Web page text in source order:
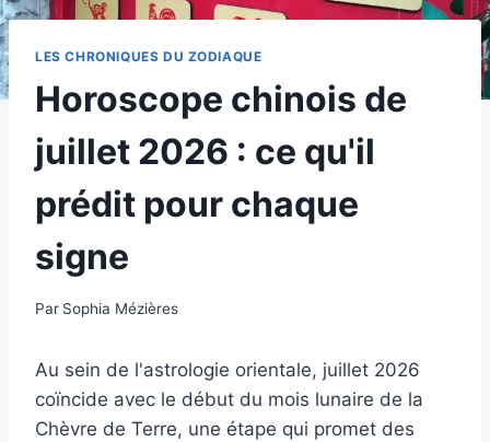
LES CHRONIQUES DU ZODIAQUE
Horoscope chinois de
juillet 2026 : ce qu'il
prédit pour chaque
signe
Par Sophia Mézières
Au sein de l'astrologie orientale, juillet 2026
coïncide avec le début du mois lunaire de la
Chèvre de Terre, une étape qui promet des